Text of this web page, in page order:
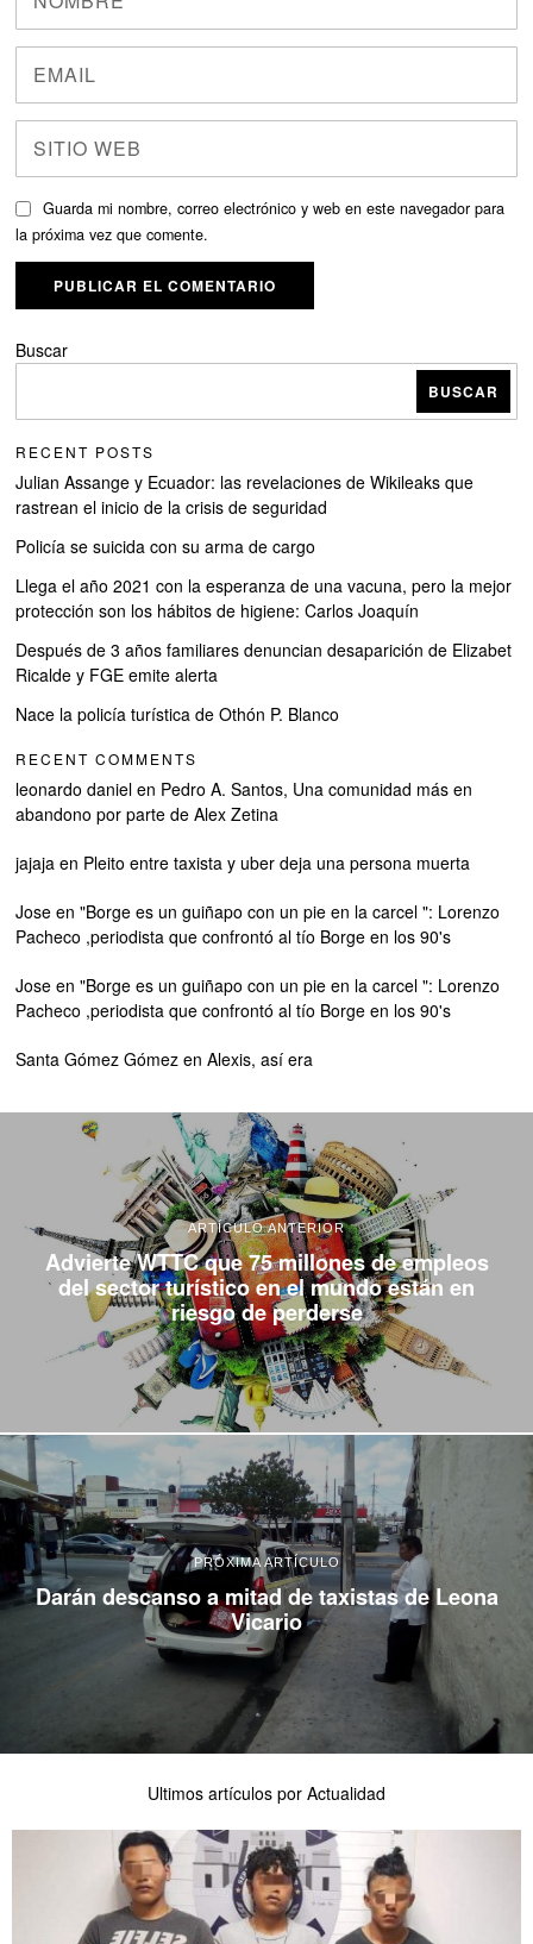
Guarda mi nombre, correo electrónico y web en este navegador para
la próxima vez que comente.
Buscar
BUSCAR
RECENT POSTS
Julian Assange y Ecuador: las revelaciones de Wikileaks que
rastrean el inicio de la crisis de seguridad
Policía se suicida con su arma de cargo
Llega el año 2021 con la esperanza de una vacuna, pero la mejor
protección son los hábitos de higiene: Carlos Joaquín
Después de 3 años familiares denuncian desaparición de Elizabet
Ricalde y FGE emite alerta
Nace la policía turística de Othón P. Blanco
RECENT COMMENTS
leonardo daniel en Pedro A. Santos, Una comunidad más en
abandono por parte de Alex Zetina
jajaja en Pleito entre taxista y uber deja una persona muerta
Jose en"Borge es un guiñapo con un pie en la carcel ": Lorenzo
Pacheco ,periodista que confrontó al tío Borge en los 90's
Jose en"Borge es un guiñapo con un pie en la carcel ": Lorenzo
Pacheco ,periodista que confrontó al tío Borge en los 90's
Santa Gómez Gómez enAlexis, así era
ARTÍCULO ANTERIOR
Advierte WTTC que 75 millones de empleos
del sector turístico en el mundo están en
riesgo de perderse
PRÓXIMA ARTÍCULO
Darán descanso a mitad de taxistas de Leona
Vicario
Ultimos artículos por Actualidad